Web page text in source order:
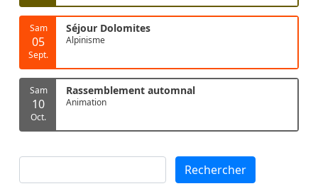
Sam
05
Sept.
Séjour Dolomites
Alpinisme
Sam
10
Oct.
Rassemblement automnal
Animation
Rechercher Rechercher